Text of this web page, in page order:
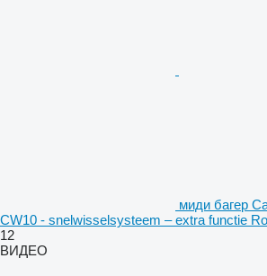
миди багер
CW10 - snelwisselsysteem – extra functie
12
ВИДЕО